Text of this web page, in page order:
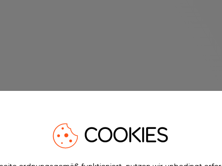
COOKIES